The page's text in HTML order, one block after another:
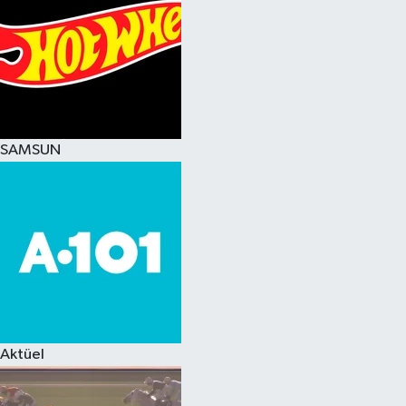
SAMSUN
Aktüel